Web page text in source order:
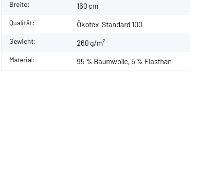
Breite: 160 cm
Qualität: Ökotex-Standard 100
Gewicht: 260 g/m²
Material: 95 % Baumwolle, 5 % Elasthan